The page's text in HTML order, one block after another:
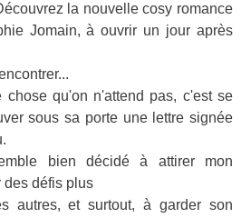
la nouvelle cosy romance
Jomain, à ouvrir un jour après
qu'on n'attend pas, c'est se
sous sa porte une lettre signée
bien décidé à attirer mon
des défis plus
autres, et surtout, à garder son